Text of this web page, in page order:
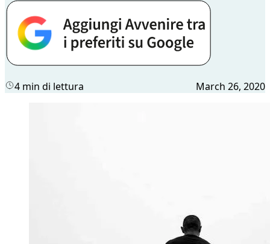
4 min di lettura March 26, 2020